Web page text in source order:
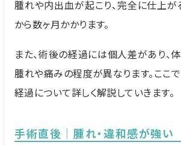
腫れや内出血が起こり、完全に仕上
から数ヶ月かかります。
また、術後の経過には個人差があり、
腫れや痛みの程度が異なります。ここ
経過について詳しく解説していきます。
手術直後｜腫れ・違和感が強い